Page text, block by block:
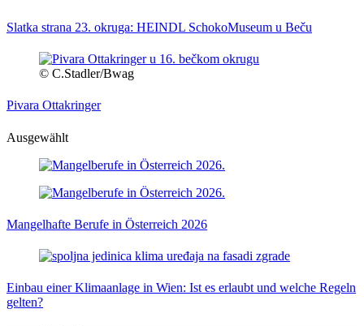
Slatka strana 23. okruga: HEINDL SchokoMuseum u Beču
© C.Stadler/Bwag
Pivara Ottakringer
Ausgewählt
Mangelhafte Berufe in Österreich 2026
Einbau einer Klimaanlage in Wien: Ist es erlaubt und welche Regeln
gelten?